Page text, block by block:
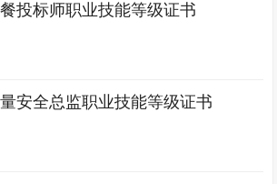
投标师职业技能等级证书
安全总监职业技能等级证书